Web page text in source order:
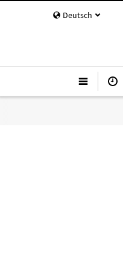
Deutsch